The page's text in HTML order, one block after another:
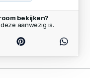
bekijken?
aanwezig is.